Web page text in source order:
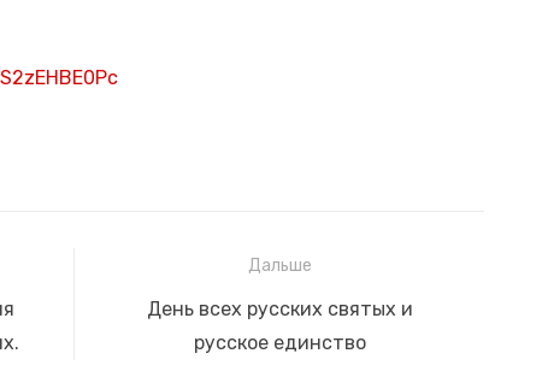
Дальше
Следующая
День всех русских святых и
русское единство